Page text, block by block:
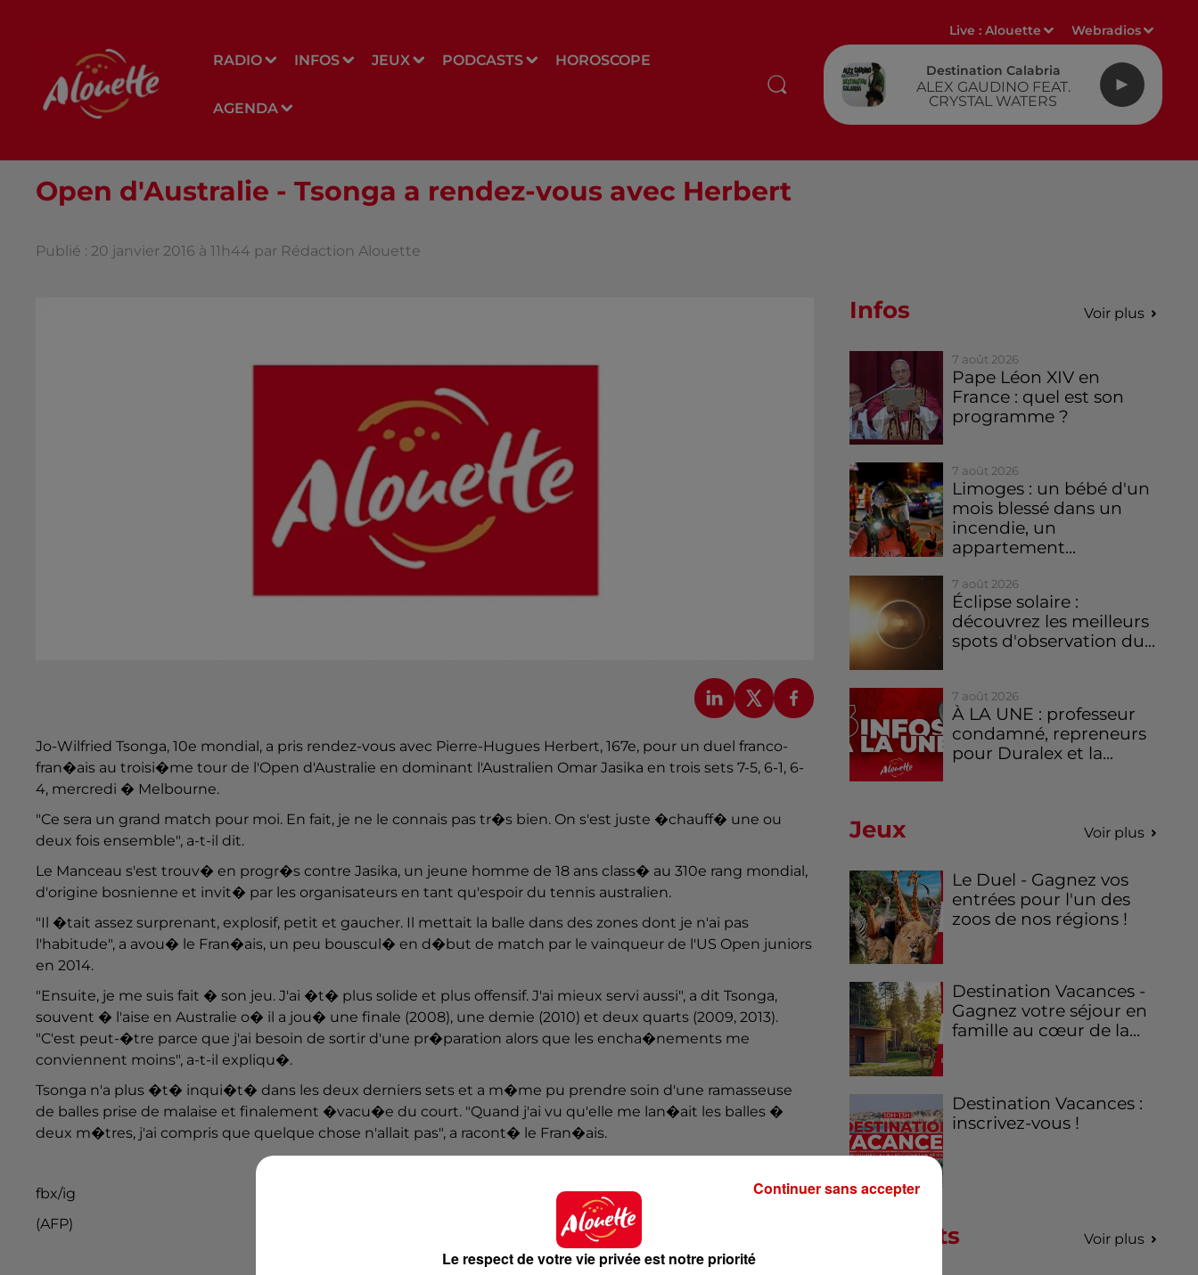
RADIO INFOS JEUX PODCASTS HOROSCOPE
AGENDA
Live :Alouette Webradios
Destination Calabria
ALEX GAUDINO FEAT.
CRYSTAL WATERS
Open d'Australie - Tsonga a rendez-vous avec Herbert
Publié : 20 janvier 2016 à 11h44 par Rédaction Alouette
Jo-Wilfried Tsonga, 10e mondial, a pris rendez-vous avec Pierre-Hugues Herbert, 167e, pour un duel franco-
fran�ais au troisi�me tour de l'Open d'Australie en dominant l'Australien Omar Jasika en trois sets 7-5, 6-1, 6-
4, mercredi � Melbourne.
"Ce sera un grand match pour moi. En fait, je ne le connais pas tr�s bien. On s'est juste �chauff� une ou
deux fois ensemble", a-t-il dit.
Le Manceau s'est trouv� en progr�s contre Jasika, un jeune homme de 18 ans class� au 310e rang mondial,
d'origine bosnienne et invit� par les organisateurs en tant qu'espoir du tennis australien.
"Il �tait assez surprenant, explosif, petit et gaucher. Il mettait la balle dans des zones dont je n'ai pas
l'habitude", a avou� le Fran�ais, un peu bouscul� en d�but de match par le vainqueur de l'US Open juniors
en 2014.
"Ensuite, je me suis fait � son jeu. J'ai �t� plus solide et plus offensif. J'ai mieux servi aussi", a dit Tsonga,
souvent � l'aise en Australie o� il a jou� une finale (2008), une demie (2010) et deux quarts (2009, 2013).
"C'est peut-�tre parce que j'ai besoin de sortir d'une pr�paration alors que les encha�nements me
conviennent moins", a-t-il expliqu�.
Tsonga n'a plus �t� inqui�t� dans les deux derniers sets et a m�me pu prendre soin d'une ramasseuse
de balles prise de malaise et finalement �vacu�e du court. "Quand j'ai vu qu'elle me lan�ait les balles �
deux m�tres, j'ai compris que quelque chose n'allait pas", a racont� le Fran�ais.
fbx/ig
(AFP)
Infos Voir plus
7 août 2026
Pape Léon XIV en
France : quel est son
programme ?
7 août 2026
Limoges : un bébé d'un
mois blessé dans un
incendie, un
appartement...
7 août 2026
Éclipse solaire :
découvrez les meilleurs
spots d'observation du...
7 août 2026
À LA UNE : professeur
condamné, repreneurs
pour Duralex et la...
Jeux Voir plus
Le Duel - Gagnez vos
entrées pour l'un des
zoos de nos régions !
Destination Vacances -
Gagnez votre séjour en
famille au cœur de la...
Destination Vacances :
inscrivez-vous !
Podcasts Voir plus
Le respect de votre vie privée est notre priorité
Continuer sans accepter